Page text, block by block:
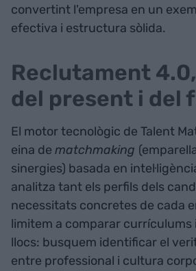
convertint l'empresa en un
efectiva i estructura sòlida.
Reclutament
del present i del
El motor tecnològic de Talent
eina de matchmaking
sinergies) basada en
analitza tant els perfils dels
necessitats concretes de cada
limitem a comparar currículums
llocs: busquem identificar el
entre professional i cultura